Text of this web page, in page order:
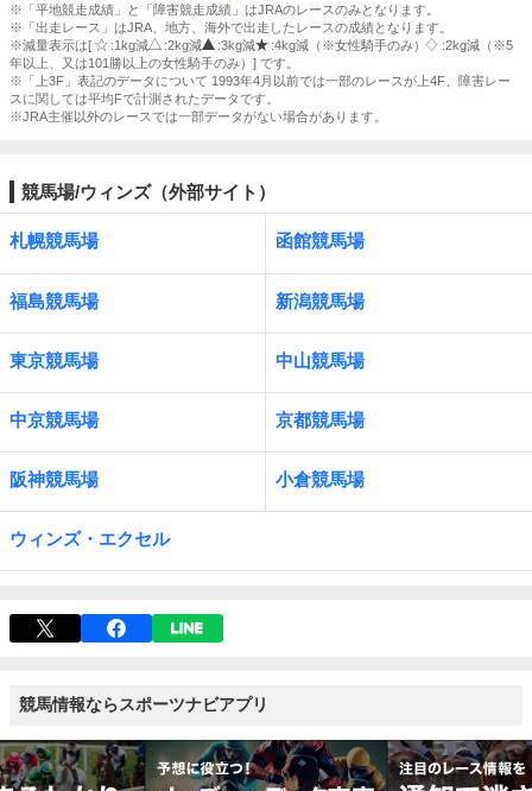
※「平地競走成績」と「障害競走成績」はJRAのレースのみとなります。
※「出走レース」はJRA、地方、海外で出走したレースの成績となります。
※減量表示は[
:1kg減 :2kg減 :3kg減 :4kg減（※女性騎手のみ）
:2kg減（※5
年以上、又は101勝以上の女性騎手のみ）] です。
※「上3F」表記のデータについて 1993年4月以前では一部のレースが上4F、障害レー
スに関しては平均Fで計測されたデータです。
※JRA主催以外のレースでは一部データがない場合があります。
競馬場/ウィンズ（外部サイト）
札幌競馬場 函館競馬場
福島競馬場 新潟競馬場
東京競馬場 中山競馬場
中京競馬場 京都競馬場
阪神競馬場 小倉競馬場
ウィンズ・エクセル
競馬情報ならスポーツナビアプリ